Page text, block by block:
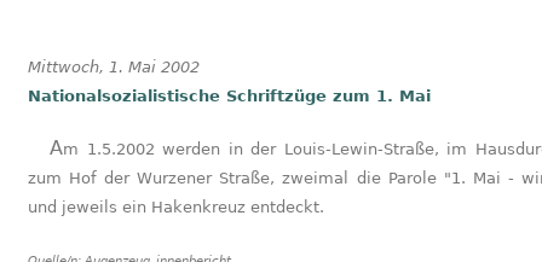
Mittwoch, 1. Mai 2002
Nationalsozialistische Schriftzüge zum 1. Mai
Am 1.5.2002 werden in der Louis-Lewin-Straße, im Hausdurchgang
zum Hof der Wurzener Straße, zweimal die Parole "1. Mai -
und jeweils ein Hakenkreuz entdeckt.